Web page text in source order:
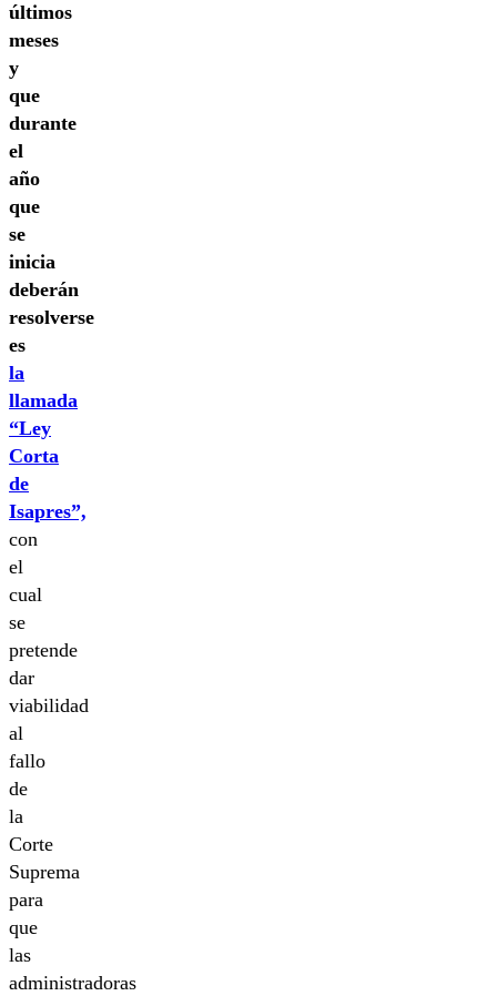
últimos
meses
y
que
durante
el
año
que
se
inicia
deberán
resolverse
es
la
llamada
“Ley
Corta
de
Isapres”,
con
el
cual
se
pretende
dar
viabilidad
al
fallo
de
la
Corte
Suprema
para
que
las
administradoras